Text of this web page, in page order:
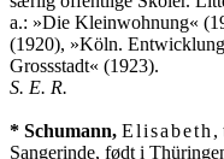
a.: »Die Kleinwohnung«
(1920), »Köln.
S. E. R.
* Schumann, Elisabeth ,